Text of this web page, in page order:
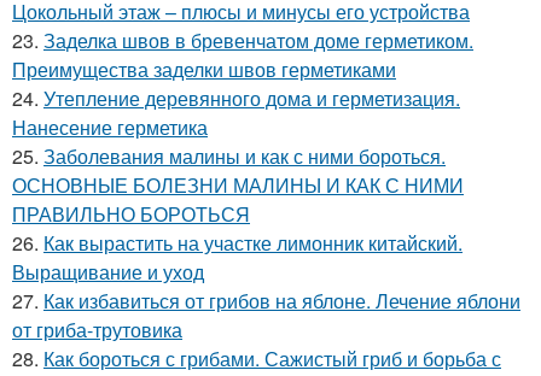
Цокольный этаж – плюсы и минусы его устройства
23. Заделка швов в бревенчатом доме герметиком.
Преимущества заделки швов герметиками
24. Утепление деревянного дома и герметизация.
Нанесение герметика
25. Заболевания малины и как с ними бороться.
ОСНОВНЫЕ БОЛЕЗНИ МАЛИНЫ И КАК С НИМИ
ПРАВИЛЬНО БОРОТЬСЯ
26. Как вырастить на участке лимонник китайский.
Выращивание и уход
27. Как избавиться от грибов на яблоне. Лечение яблони
от гриба-трутовика
28. Как бороться с грибами. Сажистый гриб и борьба с